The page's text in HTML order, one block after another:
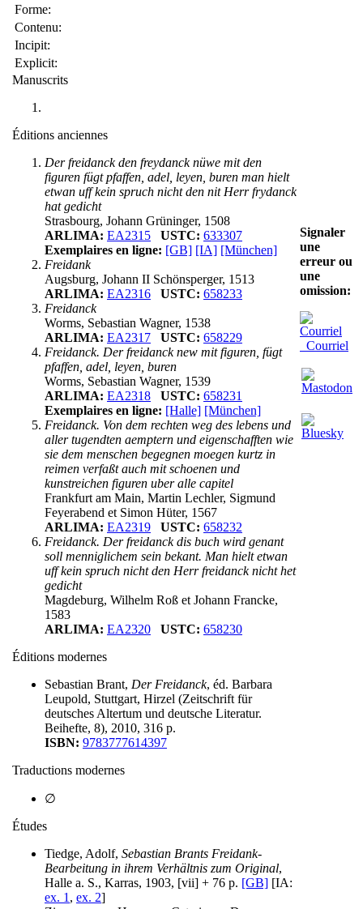
Forme:
Contenu:
Incipit:
Explicit:
Manuscrits
Éditions anciennes
Der freidanck den freydanck nüwe mit den
figuren fügt pfaffen, adel, leyen, buren man hielt
etwan uff kein spruch nicht den nit Herr frydanck
hat gedicht
Strasbourg, Johann Grüninger, 1508
ARLIMA: EA2315 USTC: 633307
Exemplaires en ligne: [GB] [IA] [München]
Freidank
Augsburg, Johann II Schönsperger, 1513
ARLIMA: EA2316 USTC: 658233
Freidanck
Worms, Sebastian Wagner, 1538
ARLIMA: EA2317 USTC: 658229
Freidanck. Der freidanck new mit figuren, fügt
pfaffen, adel, leyen, buren
Worms, Sebastian Wagner, 1539
ARLIMA: EA2318 USTC: 658231
Exemplaires en ligne: [Halle] [München]
Freidanck. Von dem rechten weg des lebens und
aller tugendten aemptern und eigenschafften wie
sie dem menschen begegnen moegen kurtz in
reimen verfaßt auch mit schoenen und
kunstreichen figuren uber alle capitel
Frankfurt am Main, Martin Lechler, Sigmund
Feyerabend et Simon Hüter, 1567
ARLIMA: EA2319 USTC: 658232
Freidanck. Der freidanck dis buch wird genant
soll menniglichem sein bekant. Man hielt etwan
uff kein spruch nicht den Herr freidanck nicht het
gedicht
Magdeburg, Wilhelm Roß et Johann Francke,
1583
ARLIMA: EA2320 USTC: 658230
Éditions modernes
Sebastian Brant, Der Freidanck, éd. Barbara
Leupold, Stuttgart, Hirzel (Zeitschrift für
deutsches Altertum und deutsche Literatur.
Beihefte, 8), 2010, 316 p.
ISBN: 9783777614397
Traductions modernes
∅
Études
Tiedge, Adolf, Sebastian Brants Freidank-
Bearbeitung in ihrem Verhältnis zum Original,
Halle a. S., Karras, 1903, [vii] + 76 p. [GB] [IA:
ex. 1 , ex. 2]
Signaler
une
erreur ou
une
omission:
Courriel